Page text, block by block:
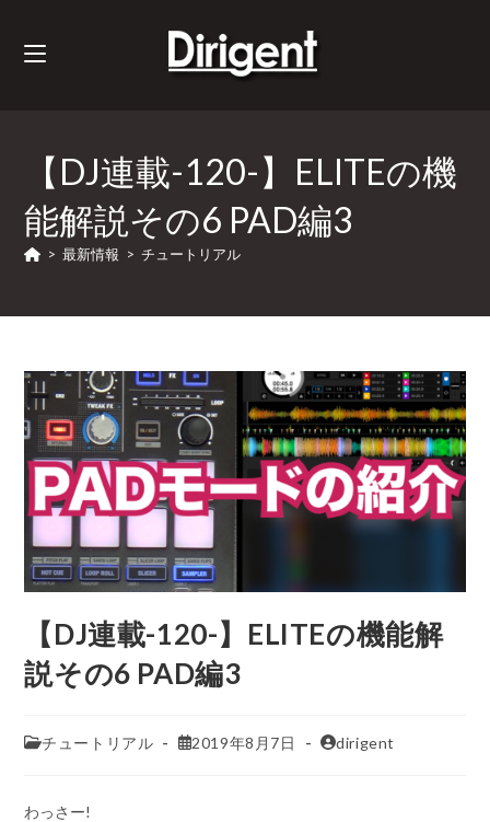
【DJ連載-120-】ELITEの機
能解説その6 PAD編3
> 最新情報 > チュートリアル
【DJ連載-120-】ELITEの機能解
説その6 PAD編3
チュートリアル 2019年8月7日 dirigent
わっさー!